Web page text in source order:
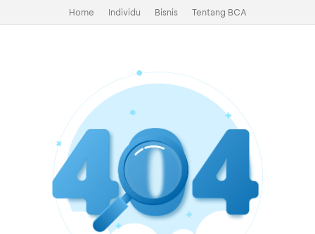
Home Individu Bisnis Tentang BCA